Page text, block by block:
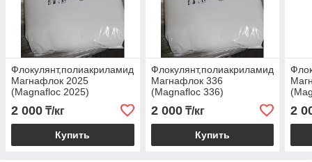
Флокулянт,полиакриламид
Магнафлок 2025
(Magnafloc 2025)
2 000 ₸/кг
Купить
Флокулянт,полиакриламид
Магнафлок 336
(Magnafloc 336)
2 000₸/кг
Купить
2